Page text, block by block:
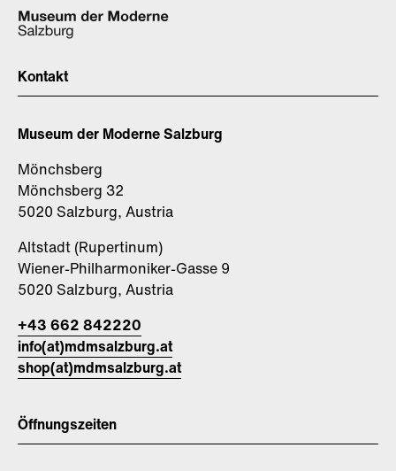
Kontakt
Museum der Moderne Salzburg
Mönchsberg
Mönchsberg 32
5020 Salzburg, Austria
Altstadt (Rupertinum)
Wiener-Philharmoniker-Gasse 9
5020 Salzburg, Austria
+43 662 842220
info(at)mdmsalzburg.at
shop(at)mdmsalzburg.at
Öffnungszeiten